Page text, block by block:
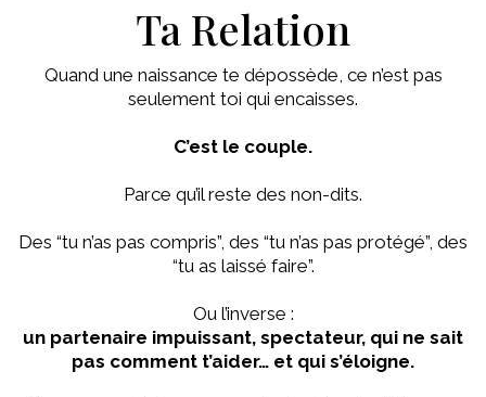
Ta Relation
Quand une naissance te dépossède, ce n’est pas
seulement toi qui encaisses.
C’est le couple.
Parce qu’il reste des non-dits.
Des “tu n’as pas compris”, des “tu n’as pas protégé”, des
“tu as laissé faire”.
Ou l’inverse :
un partenaire impuissant, spectateur, qui ne sait
pas comment t’aider… et qui s’éloigne.